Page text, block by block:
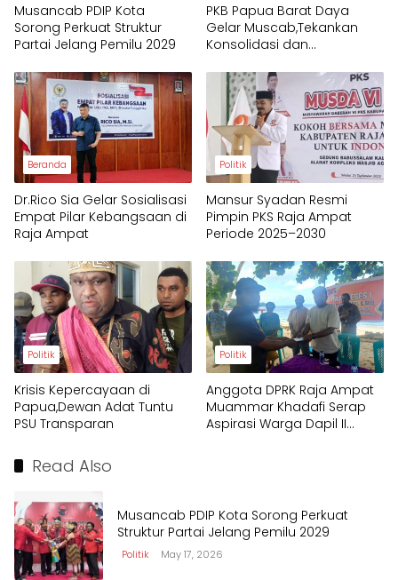
Musancab PDIP Kota
Sorong Perkuat Struktur
Partai Jelang Pemilu 2029
PKB Papua Barat Daya
Gelar Muscab,Tekankan
Konsolidasi dan
Ketua
Beranda
Dr.Rico Sia Gelar Sosialisasi
Empat Pilar Kebangsaan di
Raja Ampat
Politik
Mansur Syadan Resmi
Pimpin PKS Raja Ampat
Periode 2025–2030
Politik
Krisis Kepercayaan di
Papua,Dewan Adat Tuntu
PSU Transparan
Politik
Anggota DPRK Raja Ampat
Muammar Khadafi Serap
Aspirasi Warga Dapil II
Read Also
Musancab PDIP Kota Sorong Perkuat
Struktur Partai Jelang Pemilu 2029
Politik May 17, 2026